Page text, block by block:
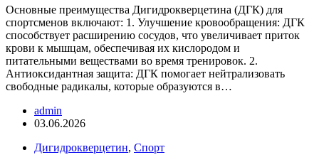
Основные преимущества Дигидрокверцетина (ДГК) для
спортсменов включают: 1. Улучшение кровообращения: ДГК
способствует расширению сосудов, что увеличивает приток
крови к мышцам, обеспечивая их кислородом и
питательными веществами во время тренировок. 2.
Антиоксидантная защита: ДГК помогает нейтрализовать
свободные радикалы, которые образуются в…
admin
03.06.2026
Дигидрокверцетин, Спорт